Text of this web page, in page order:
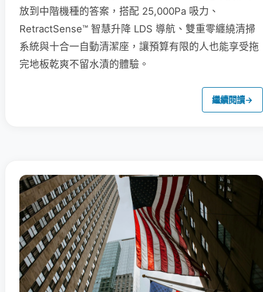
放到中階機種的答案，搭配 25,000Pa 吸力、
RetractSense™ 智慧升降 LDS 導航、雙重零纏繞清掃
系統與十合一自動清潔座，讓預算有限的人也能享受拖
完地板乾爽不留水漬的體驗。
繼續閱讀→